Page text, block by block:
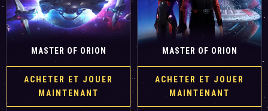
MASTER OF ORION
ACHETER ET JOUER
MAINTENANT
MASTER OF ORION
ACHETER ET JOUER
MAINTENANT